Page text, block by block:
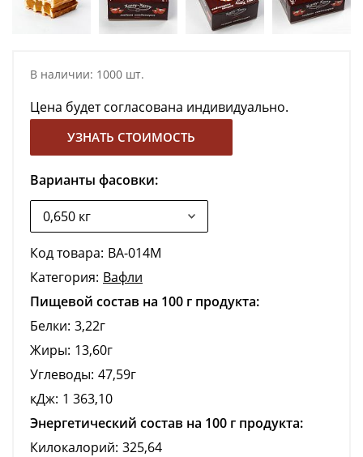
В наличии: 1000 шт.
Цена будет согласована индивидуально.
УЗНАТЬ СТОИМОСТЬ
Варианты фасовки:
Код товара: ВА-014М
Категория: Вафли
Пищевой состав на 100 г продукта:
Белки: 3,22г
Жиры: 13,60г
Углеводы: 47,59г
кДж: 1 363,10
Энергетический состав на 100 г продукта:
Килокалорий: 325,64